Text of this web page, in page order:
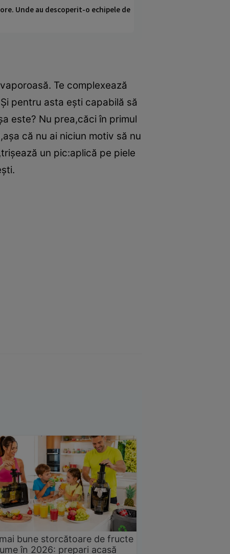
Unde au descoperit-o echipele de
Te complexează
pentru asta eşti capabilă să
este? Nu prea,căci în primul
că nu ai niciun motiv să nu
un pic:aplică pe piele
bune storcătoare de fructe
în 2026: prepari acasă